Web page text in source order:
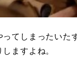
ってしまったいた
ますよね。